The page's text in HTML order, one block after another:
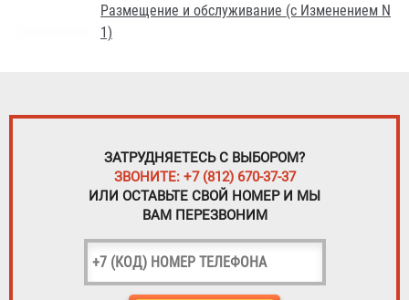
Размещение и обслуживание (с Изменением N
1)
ЗАТРУДНЯЕТЕСЬ С ВЫБОРОМ?
ЗВОНИТЕ: +7 (812) 670-37-37
ИЛИ ОСТАВЬТЕ СВОЙ НОМЕР И МЫ
ВАМ ПЕРЕЗВОНИМ